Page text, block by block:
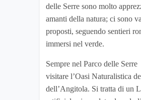
delle Serre sono molto
amanti della natura; ci sono
proposti, seguendo sentieri
immersi nel verde.
Sempre nel Parco delle
visitare l’Oasi Naturalistica
dell’Angitola. Si tratta di un